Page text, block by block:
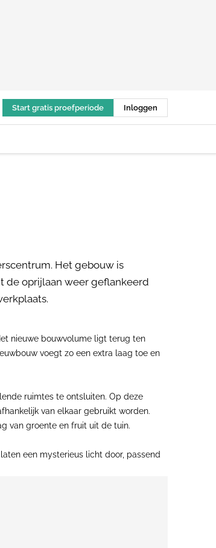
Start gratis proefperiode Inloggen
Het gebouw is
de oprijlaan weer geflankeerd
nieuwe bouwvolume ligt terug ten
voegt zo een extra laag toe en
ruimtes te ontsluiten. Op deze
van elkaar gebruikt worden.
van groente en fruit uit de tuin.
een mysterieus licht door, passend